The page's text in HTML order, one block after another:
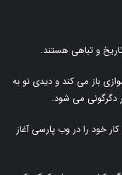
و تباهی هستند.
باز می کند و دیدی نو به
دگرگونی می شود.
خود را در وب پارسی آغاز